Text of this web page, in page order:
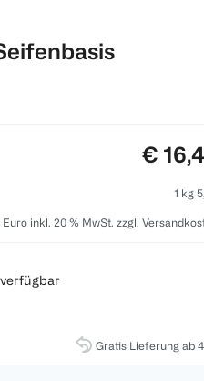
Preis:
€
1 kg
Euro inkl. 20 % MwSt. zzgl.
Gratis Lieferung ab